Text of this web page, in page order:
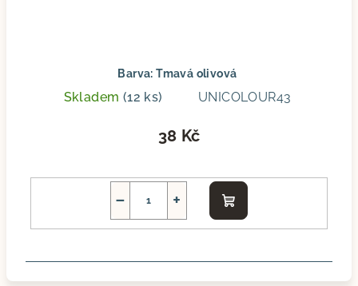
Barva: Tmavá olivová
Skladem (12 ks) UNICOLOUR43
38 Kč
+
−
Do
košíku